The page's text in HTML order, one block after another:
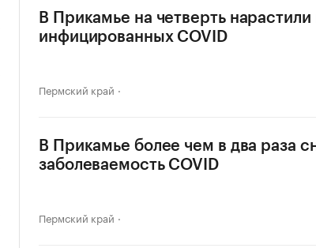
В Прикамье на четверть
инфицированных COVID
Пермский край
В Прикамье более чем в два раза
заболеваемость COVID
Пермский край